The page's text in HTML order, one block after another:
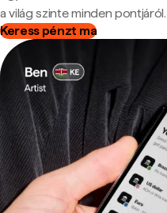
a világ szinte minden pontjáról.
Keress pénzt ma